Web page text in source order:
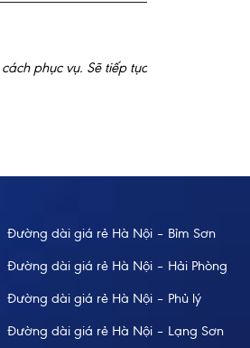
phục vụ. Sẽ tiếp tục
Đường dài giá rẻ Hà Nội – Bỉm Sơn
Đường dài giá rẻ Hà Nội – Hải Phòng
Đường dài giá rẻ Hà Nội – Phủ lý
Đường dài giá rẻ Hà Nội – Lạng Sơn